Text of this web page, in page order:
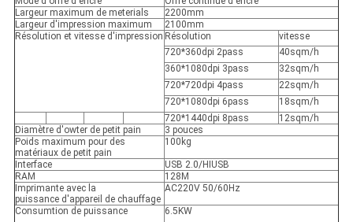
Largeur maximum de meterials
2200mm
Largeur d'impression maximum
2100mm
Résolution et vitesse d'impression Résolution
vitesse
720*360dpi 2pass
40sqm/h
360*1080dpi 3pass
32sqm/h
720*720dpi 4pass
22sqm/h
720*1080dpi 6pass
18sqm/h
720*1440dpi 8pass
12sqm/h
Diamètre d'owter de petit pain
3 pouces
Poids maximum pour des
matériaux de petit pain
100kg
Interface
USB 2.0/HIUSB
RAM
128M
Imprimante avec la
puissance d'appareil de chauffage
AC220V 50/60Hz
Consumtion de puissance 6.5KW